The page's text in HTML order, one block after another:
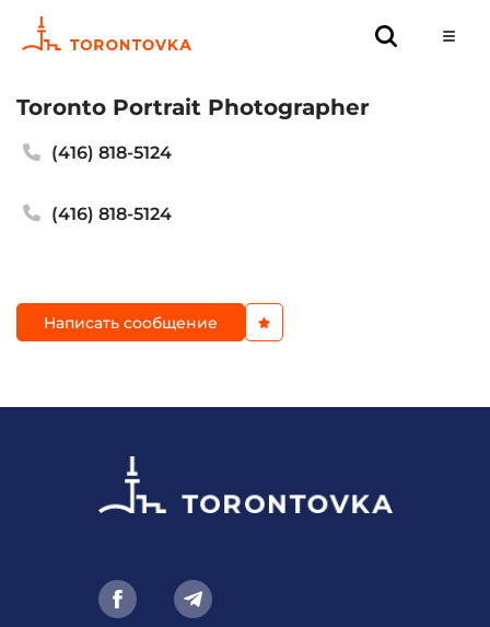
Toronto Portrait Photographer
(416) 818-5124
(416) 818-5124
Написать сообщение